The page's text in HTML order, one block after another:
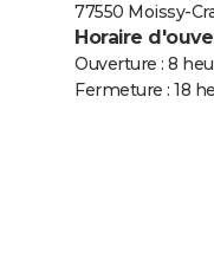
77550 Moissy-
Horaire
Ouverture : 8
Fermeture : 18